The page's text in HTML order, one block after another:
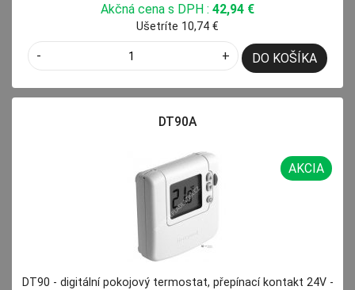
Akčná cena s DPH : 42,94 €
Ušetríte 10,74 €
- + DO KOŠÍKA
AKCIA
DT90A
DT90 - digitální pokojový termostat, přepínací kontakt 24V -